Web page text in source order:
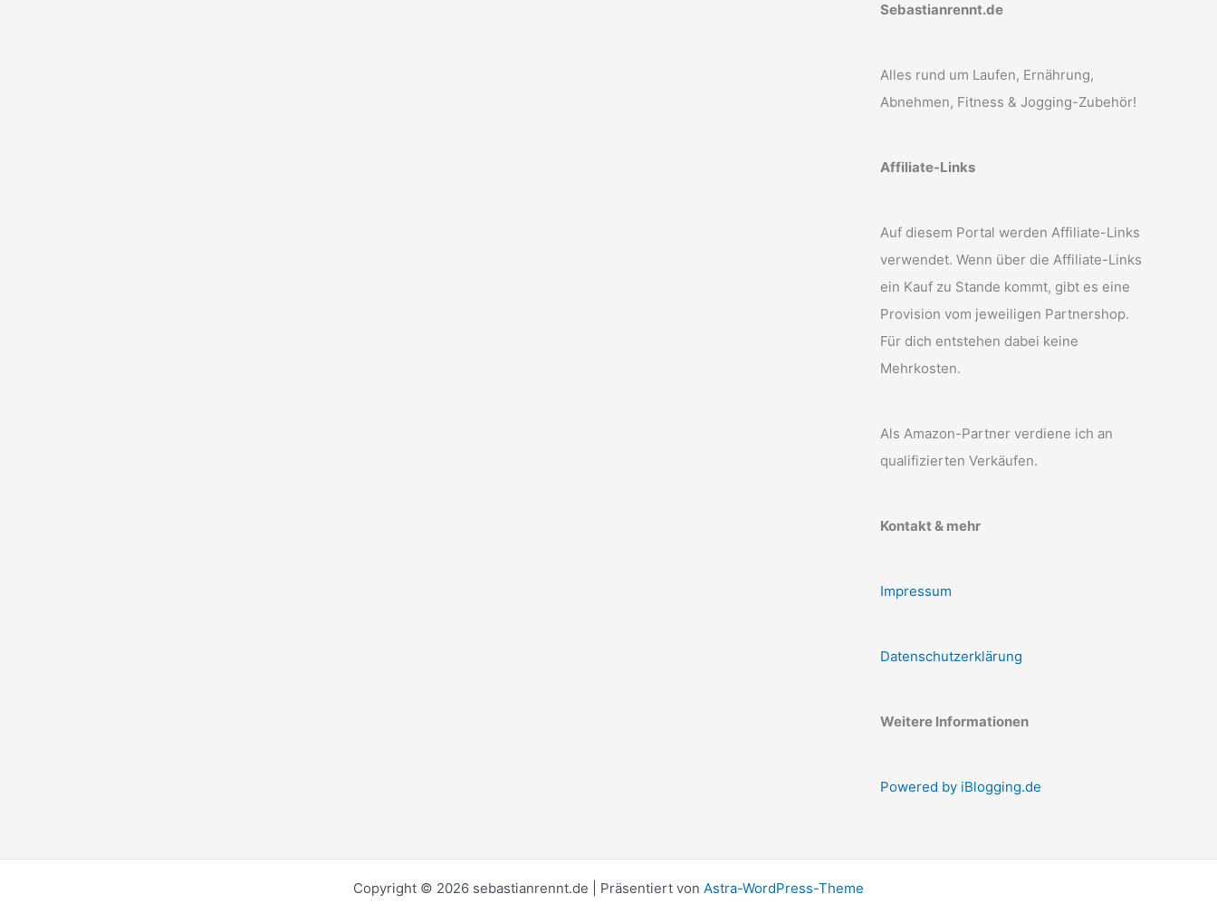
Sebastianrennt.de
Alles rund um Laufen, Ernährung,
Abnehmen, Fitness & Jogging-Zubehör!
Affiliate-Links
Auf diesem Portal werden Affiliate-Links
verwendet. Wenn über die Affiliate-Links
ein Kauf zu Stande kommt, gibt es eine
Provision vom jeweiligen Partnershop.
Für dich entstehen dabei keine
Mehrkosten.
Als Amazon-Partner verdiene ich an
qualifizierten Verkäufen.
Kontakt & mehr
Impressum
Datenschutzerklärung
Weitere Informationen
Powered by iBlogging.de
Copyright © 2026 sebastianrennt.de | Präsentiert von Astra-WordPress-Theme